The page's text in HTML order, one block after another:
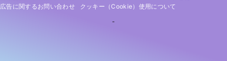
広告に関するお問い合わせ
クッキー（cookie）使用について
-